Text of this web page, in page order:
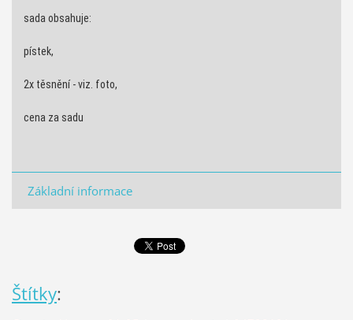
sada obsahuje:
pístek,
2x těsnění - viz. foto,
cena za sadu
Základní informace
Štítky: